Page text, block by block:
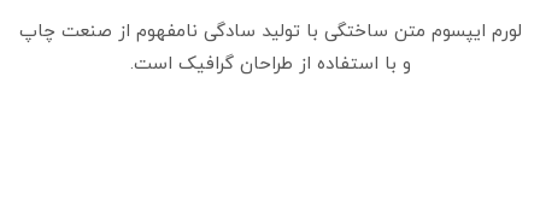
لورم ایپسوم متن ساختگی با تولید سادگی نامفهوم از صنعت چاپ
و با استفاده از طراحان گرافیک است.